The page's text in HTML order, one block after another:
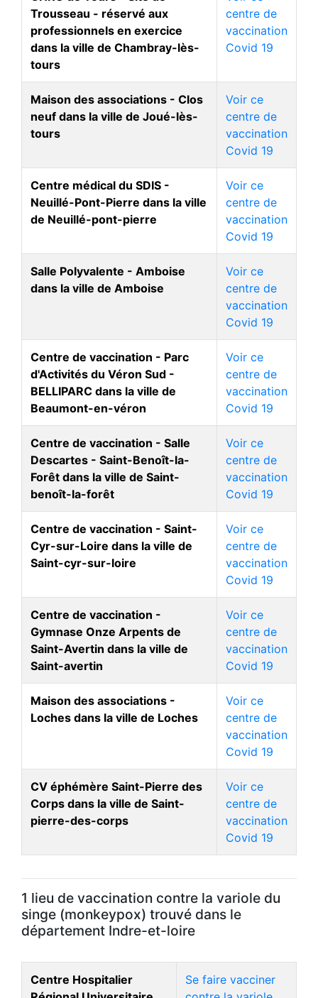
Trousseau - réservé aux
professionnels en exercice
dans la ville de Chambray-lès-
tours
centre de
vaccination
Covid 19
Maison des associations - Clos
neuf dans la ville de Joué-lès-
tours
Voir ce
centre de
vaccination
Covid 19
Centre médical du SDIS -
Neuillé-Pont-Pierre dans la ville
de Neuillé-pont-pierre
Voir ce
centre de
vaccination
Covid 19
Salle Polyvalente - Amboise
dans la ville de Amboise
Voir ce
centre de
vaccination
Covid 19
Centre de vaccination - Parc
d'Activités du Véron Sud -
BELLIPARC dans la ville de
Beaumont-en-véron
Voir ce
centre de
vaccination
Covid 19
Centre de vaccination - Salle
Descartes - Saint-Benoît-la-
Forêt dans la ville de Saint-
benoît-la-forêt
Voir ce
centre de
vaccination
Covid 19
Centre de vaccination - Saint-
Cyr-sur-Loire dans la ville de
Saint-cyr-sur-loire
Voir ce
centre de
vaccination
Covid 19
Centre de vaccination -
Gymnase Onze Arpents de
Saint-Avertin dans la ville de
Saint-avertin
Voir ce
centre de
vaccination
Covid 19
Maison des associations -
Loches dans la ville de Loches
Voir ce
centre de
vaccination
Covid 19
CV éphémère Saint-Pierre des
Corps dans la ville de Saint-
pierre-des-corps
Voir ce
centre de
vaccination
Covid 19
1 lieu de vaccination contre la variole du
singe (monkeypox) trouvé dans le
département Indre-et-loire
Centre Hospitalier
Se faire vacciner